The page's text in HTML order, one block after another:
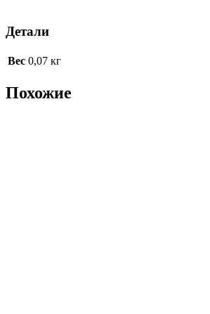
Детали
Вес 0,07 кг
Похожие